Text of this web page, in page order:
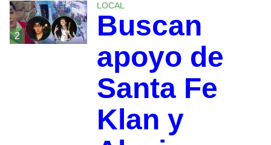
2
LOCAL
Buscan
apoyo de
Santa Fe
Klan y